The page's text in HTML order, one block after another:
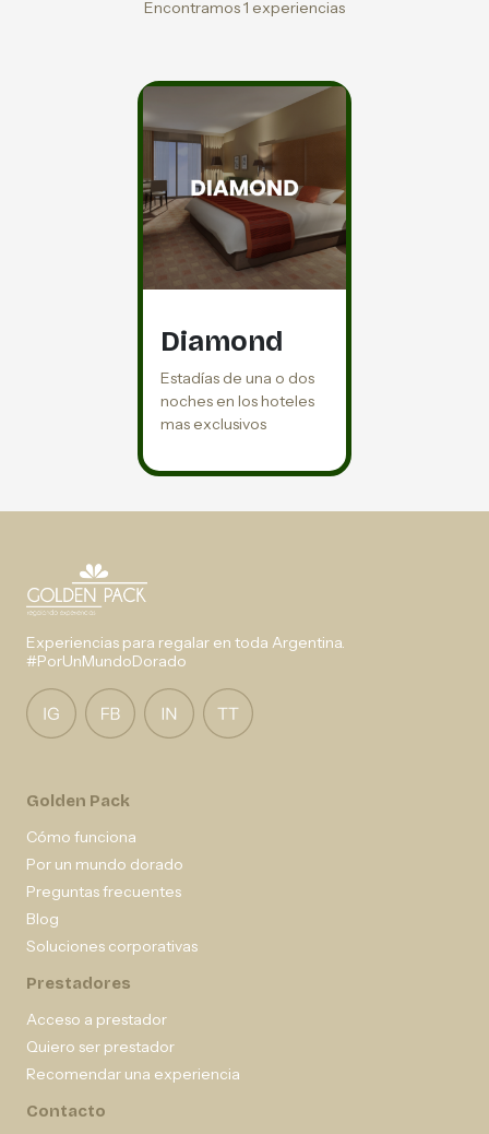
Encontramos 1 experiencias
Diamond
Estadías de una o dos
noches en los hoteles
mas exclusivos
Experiencias para regalar en toda Argentina.
#PorUnMundoDorado
Golden Pack
Cómo funciona
Por un mundo dorado
Preguntas frecuentes
Blog
Soluciones corporativas
Prestadores
Acceso a prestador
Quiero ser prestador
Recomendar una experiencia
Contacto